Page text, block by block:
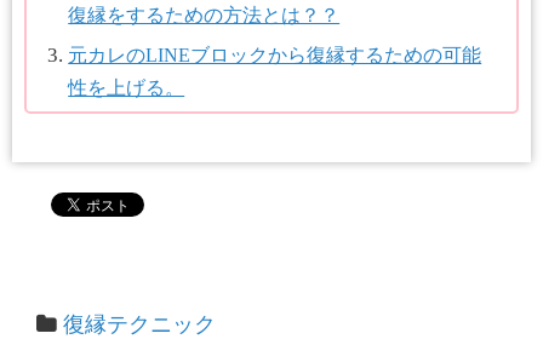
復縁をするための方法とは？？
元カレのLINEブロックから復縁するための可能
性を上げる。
復縁テクニック